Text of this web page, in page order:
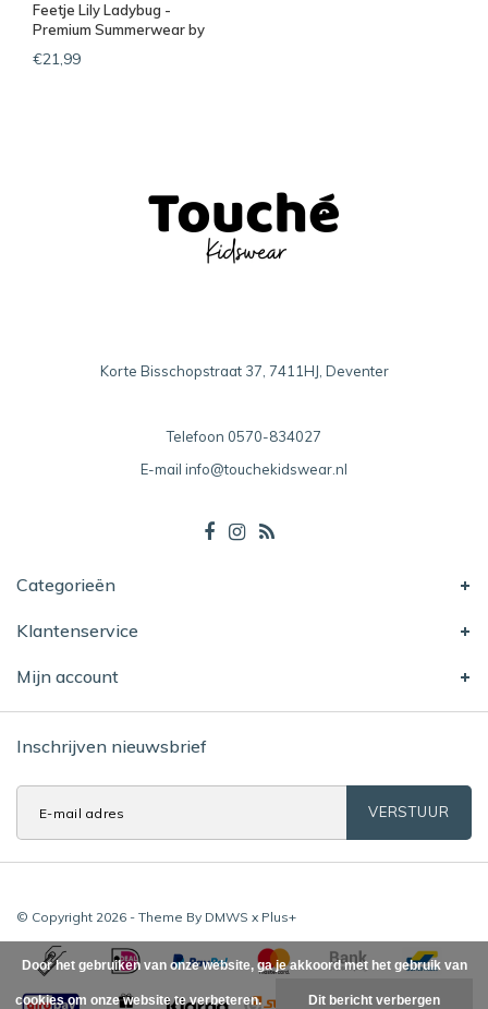
Feetje Lily Ladybug -
Premium Summerwear by
Feetje Roze
€21,99
Korte Bisschopstraat 37, 7411HJ, Deventer
Telefoon 0570-834027
E-mail info@touchekidswear.nl
Categorieën
Klantenservice
Mijn account
Inschrijven nieuwsbrief
VERSTUUR
© Copyright 2026 - Theme By DMWS x Plus+
Door het gebruiken van onze website, ga je akkoord met het gebruik van
cookies om onze website te verbeteren. Dit bericht verbergen